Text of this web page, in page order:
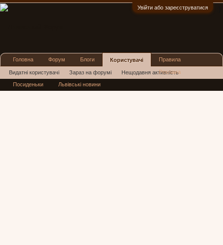
Увійти або зареєструватися
Головна Форум Блоги Користувачі
Видатні користувачі Зараз на форумі Нещодавня активність
Нові повідомлення профілю
Правила
Реклама
Посиденьки Львівські новини